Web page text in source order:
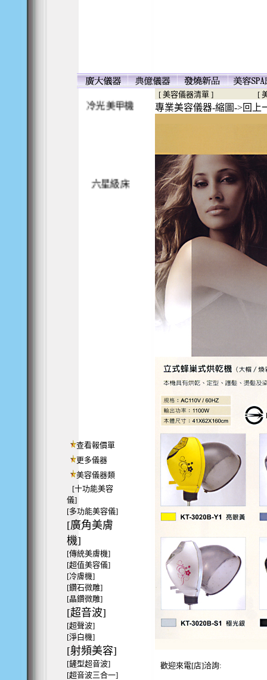
冷光美甲機
六星級床
查看報價單
更多儀器
美容儀器類
[十功能美容
儀]
[多功能美容儀]
[廣角美膚
機]
[傳統美膚機]
[超值美容儀]
[冷膚機]
[鑽石微雕]
[晶鑽微雕]
[超音波]
[超聲波]
[淨白機]
[射頻美容]
[鏟型超音波]
[超音波三合一]
[ 美容儀器清單 ] [
專業美容儀器-縮圖->回上
歡迎來電[店]洽詢: